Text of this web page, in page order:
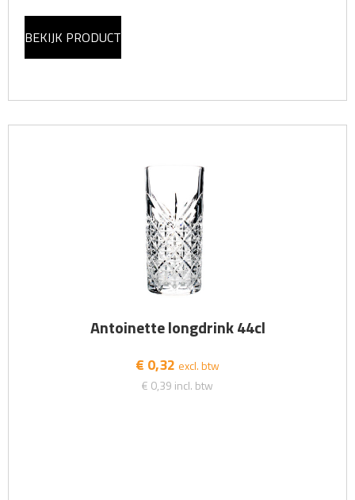
BEKIJK PRODUCT
Antoinette longdrink 44cl
€ 0,32 excl. btw
€ 0,39 incl. btw